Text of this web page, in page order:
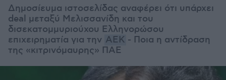
Δημοσίευμα ιστοσελίδας αναφέρει ότι υπάρχει
deal μεταξύ Μελισσανίδη και του
δισεκατομμυριούχου Ελληνορώσου
επιχειρηματία για την ΑΕΚ - Ποια η αντίδραση
της «κιτρινόμαυρης» ΠΑΕ